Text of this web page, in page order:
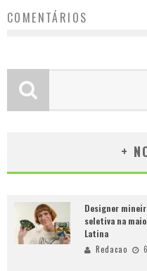
COMENTÁRIOS
+
Designer
seletiva na
Latina
Redacao